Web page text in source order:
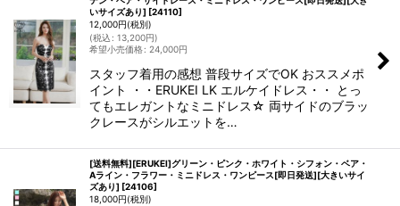
いサイズあり] [24110]
12,000円(税別)
(税込: 13,200円)
希望小売価格: 24,000円
スタッフ着用の感想 普段サイズでOK おススメポ
イント ・・ERUKEI LK エルケイドレス・・ とっ
てもエレガントなミニドレス☆ 両サイドのブラッ
クレースがシルエットを…
[送料無料][ERUKEI]グリーン・ピンク・ホワイト・シフォン・ベア・
Aライン・フラワー・ミニドレス・ワンピース[即日発送][大きいサイ
ズあり] [24106]
18,000円(税別)